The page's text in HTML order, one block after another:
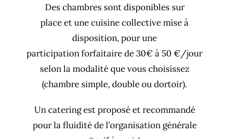
Des chambres sont disponibles sur
place et une cuisine collective mise à
disposition, pour une
participation forfaitaire de 30€ à 50 €/jour
selon la modalité que vous choisissez
(chambre simple, double ou dortoir).
Un catering est proposé et recommandé
pour la fluidité de l’organisation générale